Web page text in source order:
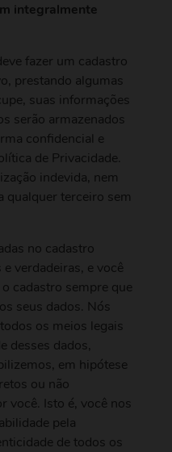
integralmente
fazer um cadastro
prestando algumas
suas informações
serão armazenados
confidencial e
de Privacidade.
indevida, nem
qualquer terceiro sem
no cadastro
verdadeiras, e você
cadastro sempre que
seus dados. Nós
os meios legais
desses dados,
em hipótese
ou não
você. Isto é, você nos
pela
de todos os